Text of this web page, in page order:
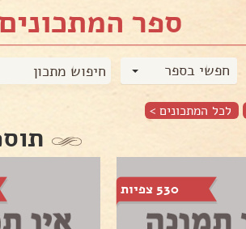
ספר
חפשי בספר
לכל המתכונים >
530 צפיות